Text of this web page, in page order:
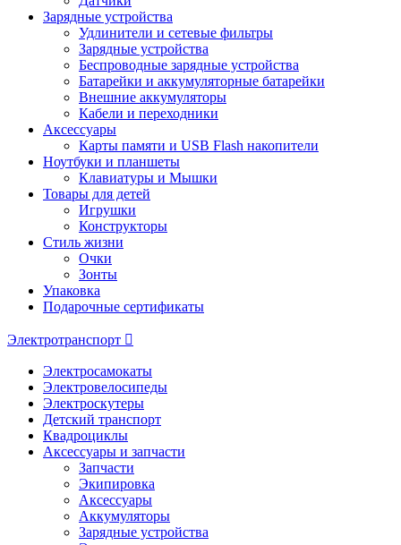
Зарядные устройства
Удлинители и сетевые фильтры
Зарядные устройства
Беспроводные зарядные устройства
Батарейки и аккумуляторные батарейки
Внешние аккумуляторы
Кабели и переходники
Аксессуары
Карты памяти и USB Flash накопители
Ноутбуки и планшеты
Клавиатуры и Мышки
Товары для детей
Игрушки
Конструкторы
Стиль жизни
Очки
Зонты
Упаковка
Подарочные сертификаты
Электротранспорт
Электросамокаты
Электровелосипеды
Электроскутеры
Детский транспорт
Квадроциклы
Аксессуары и запчасти
Запчасти
Экипировка
Аксессуары
Аккумуляторы
Зарядные устройства